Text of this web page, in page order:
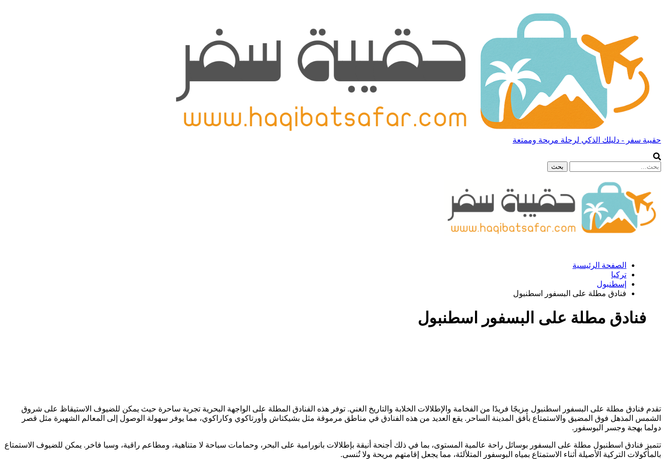
حقيبة سفر - دليلك الذكي لرحلة مريحة وممتعة
الصفحة الرئيسية
تركيا
إسطنبول
فنادق مطلة على البسفور اسطنبول
فنادق مطلة على البسفور اسطنبول
تقدم فنادق مطلة على البسفور اسطنبول مزيجًا فريدًا من الفخامة والإطلالات الخلابة والتاريخ الغني. توفر هذه الفنادق المطلة على الواجهة البحرية تجربة ساحرة حيث يمكن للضيوف الاستيقاظ على شروق
الشمس المذهل فوق المضيق والاستمتاع بأفق المدينة الساحر. يقع العديد من هذه الفنادق في مناطق مرموقة مثل بشيكتاش وأورتاكوي وكاراكوي، مما يوفر سهولة الوصول إلى المعالم الشهيرة مثل قصر
دولما بهجة وجسر البوسفور.
تتميز فنادق اسطنبول مطلة على البسفور بوسائل راحة عالمية المستوى، بما في ذلك أجنحة أنيقة بإطلالات بانورامية على البحر، وحمامات سباحة لا متناهية، ومطاعم راقية، وسبا فاخر. يمكن للضيوف الاستمتاع
بالمأكولات التركية الأصيلة أثناء الاستمتاع بمياه البوسفور المتلألئة، مما يجعل إقامتهم مريحة ولا تُنسى.